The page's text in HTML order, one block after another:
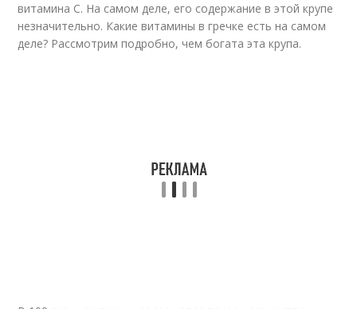
Сырая гречка Гречка на воде
витамина С. На самом деле, его содержание в этой крупе
незначительно. Какие витамины в гречке есть на самом
деле? Рассмотрим подробно, чем богата эта крупа.